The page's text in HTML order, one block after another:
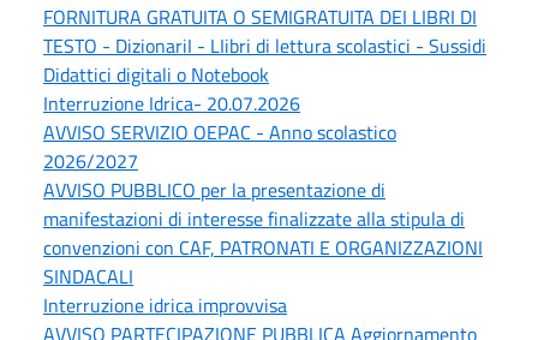
FORNITURA GRATUITA O SEMIGRATUITA DEI LIBRI DI
TESTO - DizionariI - LIibri di lettura scolastici - Sussidi
Didattici digitali o Notebook
Interruzione Idrica- 20.07.2026
AVVISO SERVIZIO OEPAC - Anno scolastico
2026/2027
AVVISO PUBBLICO per la presentazione di
manifestazioni di interesse finalizzate alla stipula di
convenzioni con CAF, PATRONATI E ORGANIZZAZIONI
SINDACALI
Interruzione idrica improvvisa
AVVISO PARTECIPAZIONE PUBBLICA Aggiornamento